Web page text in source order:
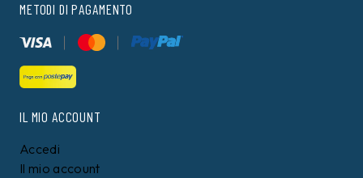
METODI DI PAGAMENTO
IL MIO ACCOUNT
Accedi
Il mio account